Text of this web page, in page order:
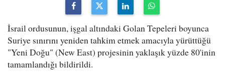
İsrail ordusunun, işgal altındaki Golan Tepeleri boyunca
Suriye sınırını yeniden tahkim etmek amacıyla yürüttüğü
"Yeni Doğu" (New East) projesinin yaklaşık yüzde 80'inin
tamamlandığı bildirildi.